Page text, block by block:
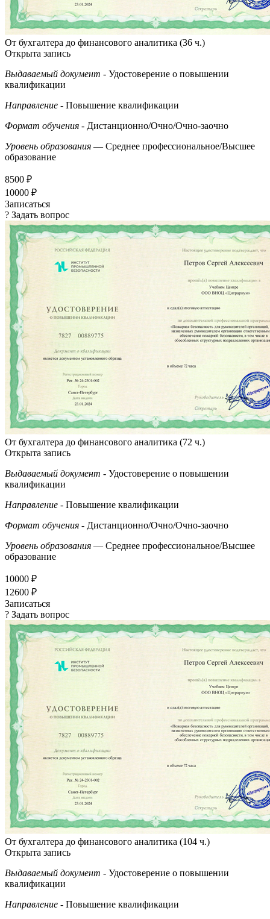
От бухгалтера до финансового аналитика (36 ч.)
Открыта запись
Выдаваемый документ - Удостоверение о повышении
квалификации
Направление - Повышение квалификации
Формат обучения - Дистанционно/Очно/Очно-заочно
Уровень образования — Среднее профессиональное/Высшее
образование
8500 ₽
10000 ₽
Записаться
? Задать вопрос
От бухгалтера до финансового аналитика (72 ч.)
Открыта запись
Выдаваемый документ - Удостоверение о повышении
квалификации
Направление - Повышение квалификации
Формат обучения - Дистанционно/Очно/Очно-заочно
Уровень образования — Среднее профессиональное/Высшее
образование
10000 ₽
12600 ₽
Записаться
? Задать вопрос
От бухгалтера до финансового аналитика (104 ч.)
Открыта запись
Выдаваемый документ - Удостоверение о повышении
квалификации
Направление - Повышение квалификации